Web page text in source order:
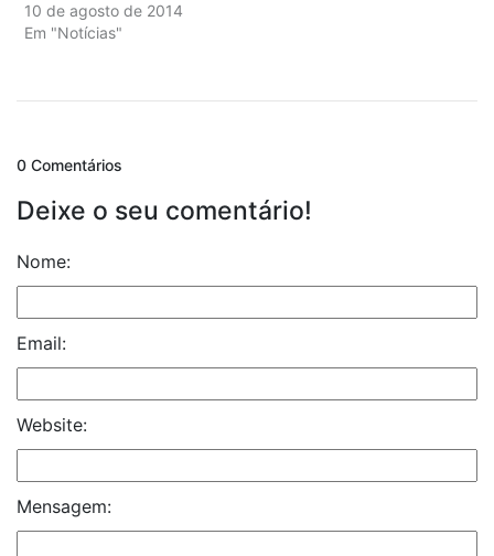
10 de agosto de 2014
Em "Notícias"
0 Comentários
Deixe o seu comentário!
Nome:
Email:
Website:
Mensagem: